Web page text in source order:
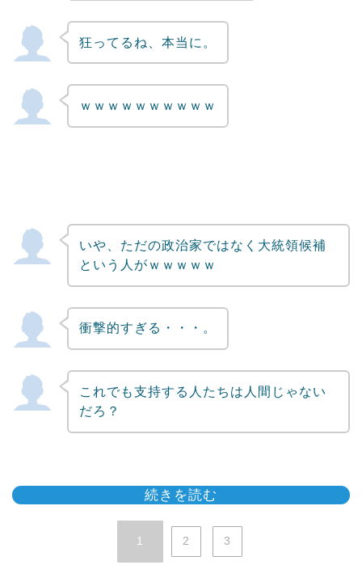
狂ってるね、本当に。
ｗｗｗｗｗｗｗｗｗｗ
いや、ただの政治家ではなく大統領候補
という人がｗｗｗｗｗ
衝撃的すぎる・・・。
これでも支持する人たちは人間じゃない
だろ？
続きを読む
1 2 3